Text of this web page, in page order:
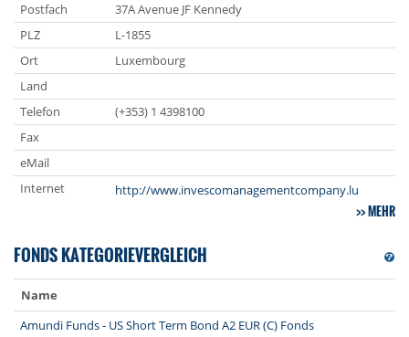
Postfach
37A Avenue JF Kennedy
PLZ
L-1855
Ort
Luxembourg
Land
Telefon
(+353) 1 4398100
Fax
eMail
Internet
http://www.invescomanagementcompany.lu
MEHR
FONDS KATEGORIEVERGLEICH
Name
Amundi Funds - US Short Term Bond A2 EUR (C) Fonds